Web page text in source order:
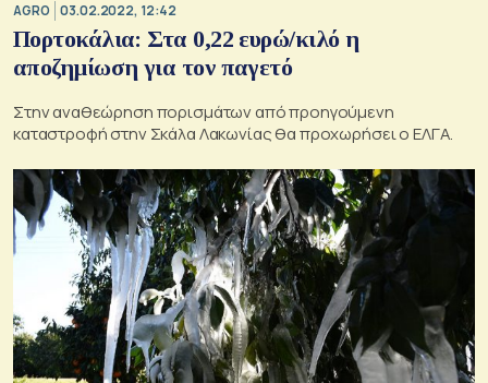
AGRO 03.02.2022, 12:42
Πορτοκάλια: Στα 0,22 ευρώ/κιλό η
αποζημίωση για τον παγετό
Στην αναθεώρηση πορισμάτων από προηγούμενη
καταστροφή στην Σκάλα Λακωνίας θα προχωρήσει ο ΕΛΓΑ.